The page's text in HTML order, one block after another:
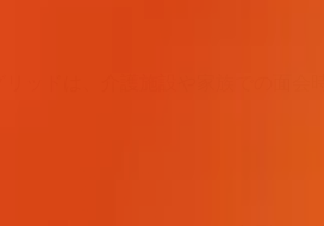
ッドは、介護施設や家族での面会